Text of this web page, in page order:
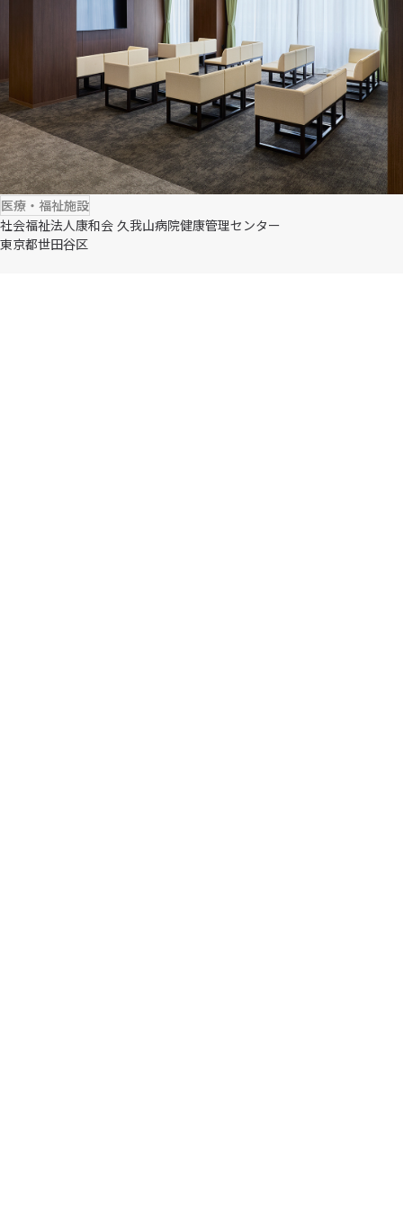
医療・福祉施設
社会福祉法人康和会 久我山病院健康管理センター
東京都世田谷区